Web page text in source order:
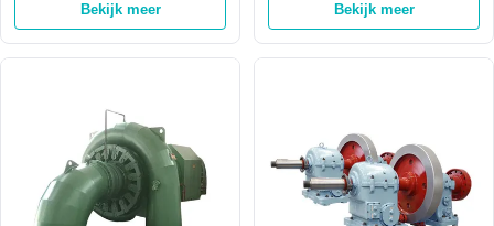
Hydro Turbine
Bekijk meer
Machtsgenerator 2000kw
0,8
Bekijk meer